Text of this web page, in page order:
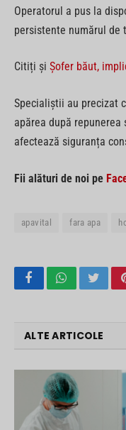
Operatorul a pus la
persistente numărul de
Citiți și Șofer băut,
Specialiștii au precizat
apărea după
afectează siguranța
Fii alături de noi pe
apavital fara apa
FacebookWhatsApp
ALTE ARTICOLE